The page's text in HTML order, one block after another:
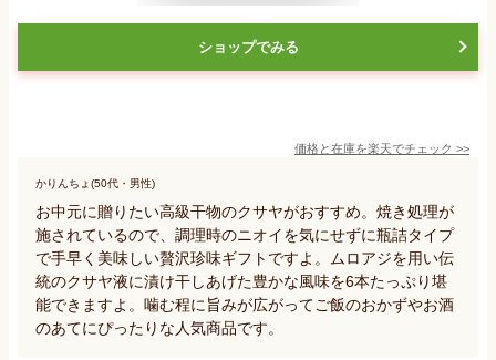
ショップでみる
価格と在庫を楽天でチェック >>
かりんちょ(50代・男性)
お中元に贈りたい高級干物のクサヤがおすすめ。焼き処理が
施されているので、調理時のニオイを気にせずに瓶詰タイプ
で手早く美味しい贅沢珍味ギフトですよ。ムロアジを用い伝
統のクサヤ液に漬け干しあげた豊かな風味を6本たっぷり堪
能できますよ。噛む程に旨みが広がってご飯のおかずやお酒
のあてにぴったりな人気商品です。